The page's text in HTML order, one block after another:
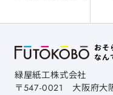
おそ
なん
緑屋紙工株式会社
〒547-0021 大阪府大